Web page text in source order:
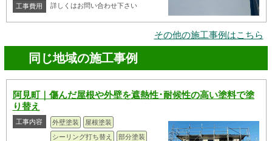
工事費用 詳しくはお問い合わせ下さい
その他の施工事例はこちら
同じ地域の施工事例
阿見町｜傷んだ屋根や外壁を遮熱性･耐候性の高い塗料で塗
り替え
工事内容 外壁塗装
屋根塗装
シーリング打ち替え
部分塗装